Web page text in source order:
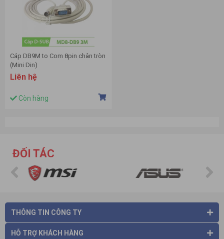
Cáp DB9M to Com 8pin chân tròn
(Mini Din)
Liên hệ
Còn hàng
ĐỐI TÁC
THÔNG TIN CÔNG TY
HỖ TRỢ KHÁCH HÀNG